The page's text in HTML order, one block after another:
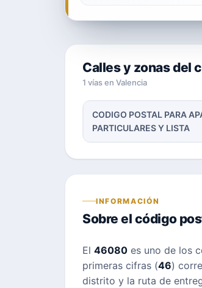
Calles y zonas del
1 vías en Valencia
CODIGO POSTAL PARA
PARTICULARES Y LISTA
INFORMACIÓN
Sobre el código
El 46080 es uno de los
primeras cifras (46)
distrito y la ruta de